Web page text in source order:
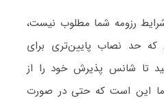
رزومه شما مطلوب نیست،
که حد نصاب پایین‌تری برای
تا شانس پذیرش خود را از
ما این است که حتی در صورت